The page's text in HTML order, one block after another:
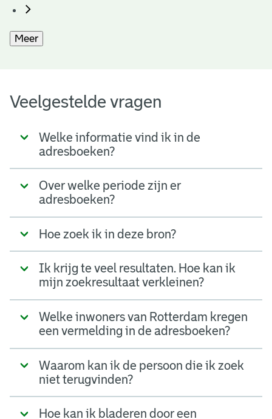
Meer
Veelgestelde vragen
Welke informatie vind ik in de
adresboeken?
Over welke periode zijn er
adresboeken?
Hoe zoek ik in deze bron?
Ik krijg te veel resultaten. Hoe kan ik
mijn zoekresultaat verkleinen?
Welke inwoners van Rotterdam kregen
een vermelding in de adresboeken?
Waarom kan ik de persoon die ik zoek
niet terugvinden?
Hoe kan ik bladeren door een